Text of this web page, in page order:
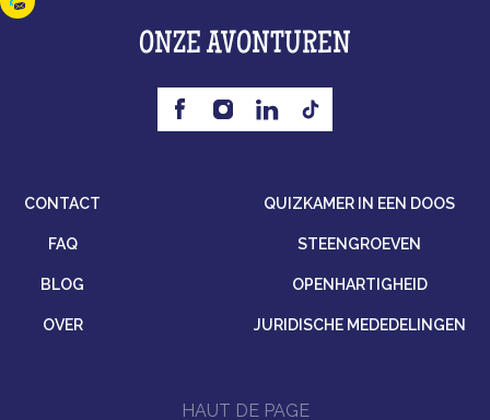
ONZE AVONTUREN
CONTACT
FAQ
BLOG
OVER
QUIZKAMER IN EEN DOOS
STEENGROEVEN
OPENHARTIGHEID
JURIDISCHE MEDEDELINGEN
HAUT DE PAGE